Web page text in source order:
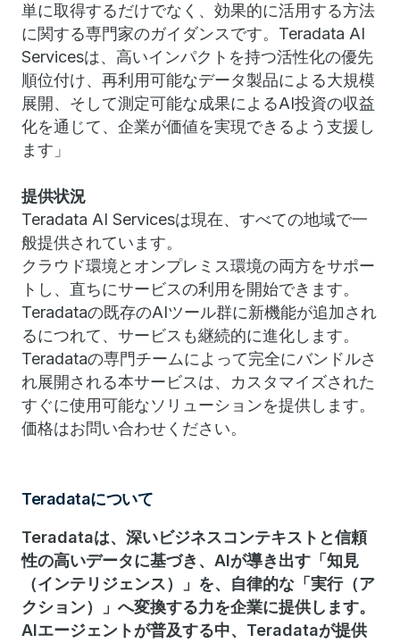
単に取得するだけでなく、効果的に活用する方法
に関する専門家のガイダンスです。Teradata AI
Servicesは、高いインパクトを持つ活性化の優先
順位付け、再利用可能なデータ製品による大規模
展開、そして測定可能な成果によるAI投資の収益
化を通じて、企業が価値を実現できるよう支援し
ます」
提供状況
Teradata AI Servicesは現在、すべての地域で一
般提供されています。
クラウド環境とオンプレミス環境の両方をサポー
トし、直ちにサービスの利用を開始できます。
Teradataの既存のAIツール群に新機能が追加され
るにつれて、サービスも継続的に進化します。
Teradataの専門チームによって完全にバンドルさ
れ展開される本サービスは、カスタマイズされた
すぐに使用可能なソリューションを提供します。
価格はお問い合わせください。
Teradataについて
Teradataは、深いビジネスコンテキストと信頼
性の高いデータに基づき、AIが導き出す「知見
（インテリジェンス）」を、自律的な「実行（ア
クション）」へ変換する力を企業に提供します。
AIエージェントが普及する中、Teradataが提供